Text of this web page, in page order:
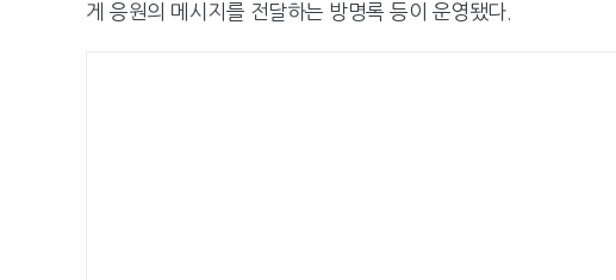
게 응원의 메시지를 전달하는 방명록 등이 운영됐다.